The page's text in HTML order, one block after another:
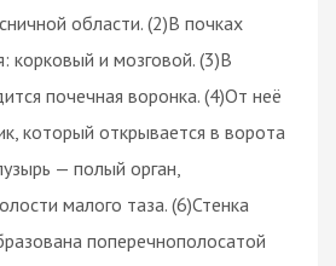
области. (2)В почках
корковый и мозговой. (3)В
почечная воронка. (4)От неё
который открывается в ворота
— полый орган,
малого таза. (6)Стенка
поперечнополосатой